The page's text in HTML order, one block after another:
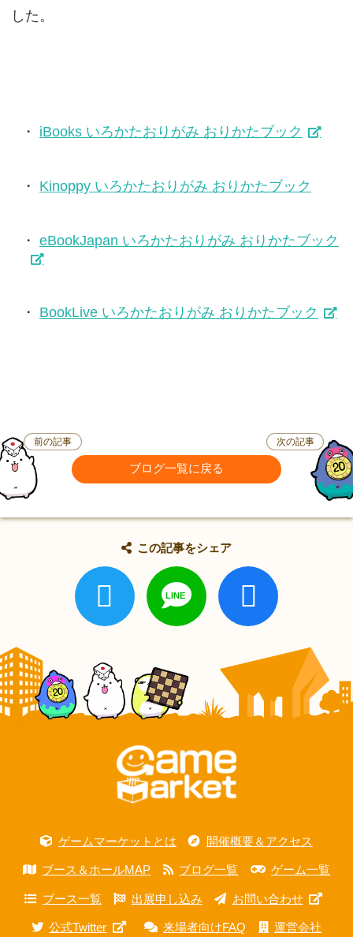
した。
iBooks いろかたおりがみ おりかたブック
Kinoppy いろかたおりがみ おりかたブック
eBookJapan いろかたおりがみ おりかたブック
BookLive いろかたおりがみ おりかたブック
前の記事
ブログ一覧に戻る
次の記事
この記事をシェア
ゲームマーケットとは 開催概要＆アクセス
ブース＆ホールMAP ブログ一覧 ゲーム一覧
ブース一覧 出展申し込み お問い合わせ
公式Twitter 来場者向けFAQ 運営会社